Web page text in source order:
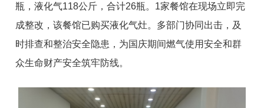
瓶，液化气118公斤，合计26瓶。1家餐馆在现场立即完
成整改，该餐馆已购买液化气灶。多部门协同出击，及
时排查和整治安全隐患，为国庆期间燃气使用安全和群
众生命财产安全筑牢防线。